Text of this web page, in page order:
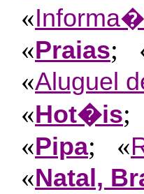
«
«Praias;
«Aluguel
«Hot�is;
«Pipa; «
«Natal,